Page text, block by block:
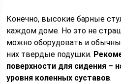
Конечно, высокие барные
каждом доме. Но это не
можно оборудовать и
них твердые подушки.
поверхности для сидения –
уровня коленных суставов.